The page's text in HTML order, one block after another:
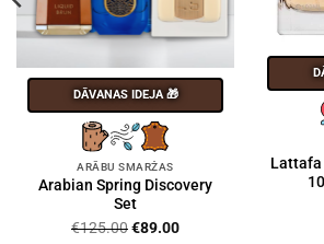
DĀVANAS IDEJA 🎁
ARĀBU SMARŽAS
Arabian Spring Discovery
Set
€125.00Original
€89.00Current
Lattafa